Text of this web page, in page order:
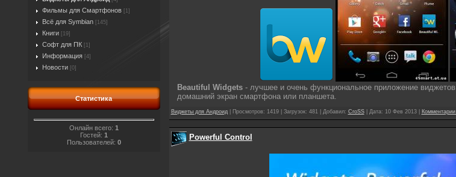
Фильмы для Смартфонов [1]
Всё для Symbian [145]
Книги [19]
Софт для ПК [1]
Информация [4]
Новости [0]
Статистика
Онлайн всего: 1
Гостей: 1
Пользователей: 0
Beautiful Widgets- лучшее и очень функциональное приложение виджетов
домашний экран смартфона или планшета.
Виджеты для Андроид| Просмотров: 1419 | Загрузок: 481 | Добавил: CroSS| Дата: 10 Фев 2013|
Powerful Control